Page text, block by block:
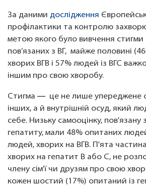
За даними дослідження
профілактики та контролю
метою якого було вивчення стигми
пов’язаних з ВГ, майже половині
хворих ВГВ і 57% людей із ВГС
іншим про свою хворобу.
Стигма — це не лише упереджене
інших, а й внутрішній осуд, який
себе. Низьку самооцінку, пов'язану
гепатиту, мали 48% опитаних
людей, хворих на ВГВ. П'ята
хворих на гепатит B або C, не
члену сім'ї чи друзям про свою
кожен шостий (17%) опитаний із